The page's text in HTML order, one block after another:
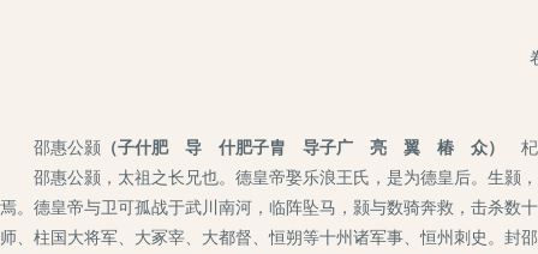
邵惠公颢 （子什肥 导 什肥子胄 导子广 亮 翼 椿 众）
邵惠公颢，太祖之长兄也。德皇帝娶乐浪王氏，是为德皇后。生颢
焉。德皇帝与卫可孤战于武川南河，临阵坠马，颢与数骑奔救，击杀数
师、柱国大将军、大冢宰、大都督、恒朔等十州诸军事、恒州刺史。封